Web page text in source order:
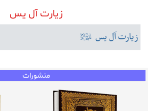
زیارت آل یس
زیارت آل یسعليهم‌السلام
منشورات